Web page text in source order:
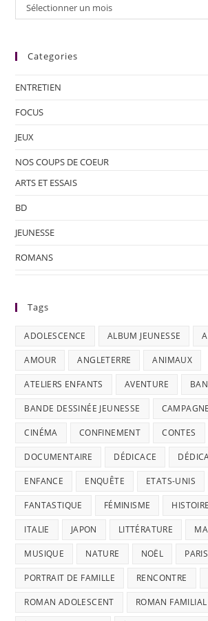
Sélectionner un mois
Categories
ENTRETIEN
FOCUS
JEUX
NOS COUPS DE COEUR
ARTS ET ESSAIS
BD
JEUNESSE
ROMANS
Tags
ADOLESCENCE ALBUM JEUNESSE
AMOUR ANGLETERRE ANIMAUX
ATELIERS ENFANTS AVENTURE
BANDE DESSINÉE JEUNESSE CAMPAGNE
CINÉMA CONFINEMENT CONTES
DOCUMENTAIRE DÉDICACE
ENFANCE ENQUÊTE ETATS-UNIS
FANTASTIQUE FÉMINISME HISTOIRE
ITALIE JAPON LITTÉRATURE
MUSIQUE NATURE NOËL PARIS
PORTRAIT DE FAMILLE RENCONTRE
ROMAN ADOLESCENT ROMAN FAMILIAL